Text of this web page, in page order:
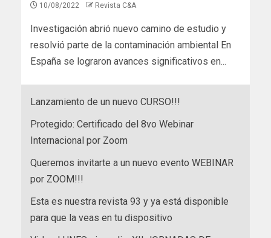
10/08/2022 Revista C&A
Investigación abrió nuevo camino de estudio y
resolvió parte de la contaminación ambiental En
España se lograron avances significativos en...
Lanzamiento de un nuevo CURSO!!!
Protegido: Certificado del 8vo Webinar
Internacional por Zoom
Queremos invitarte a un nuevo evento WEBINAR
por ZOOM!!!
Esta es nuestra revista 93 y ya está disponible
para que la veas en tu dispositivo